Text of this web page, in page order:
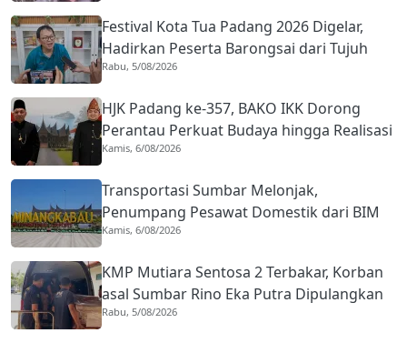
Festival Kota Tua Padang 2026 Digelar,
Hadirkan Peserta Barongsai dari Tujuh
Negara
Rabu, 5/08/2026
HJK Padang ke-357, BAKO IKK Dorong
Perantau Perkuat Budaya hingga Realisasi
Kota Gastronomi
Kamis, 6/08/2026
Transportasi Sumbar Melonjak,
Penumpang Pesawat Domestik dari BIM
Naik Hampir 33 Persen
Kamis, 6/08/2026
KMP Mutiara Sentosa 2 Terbakar, Korban
asal Sumbar Rino Eka Putra Dipulangkan
ke Agam
Rabu, 5/08/2026